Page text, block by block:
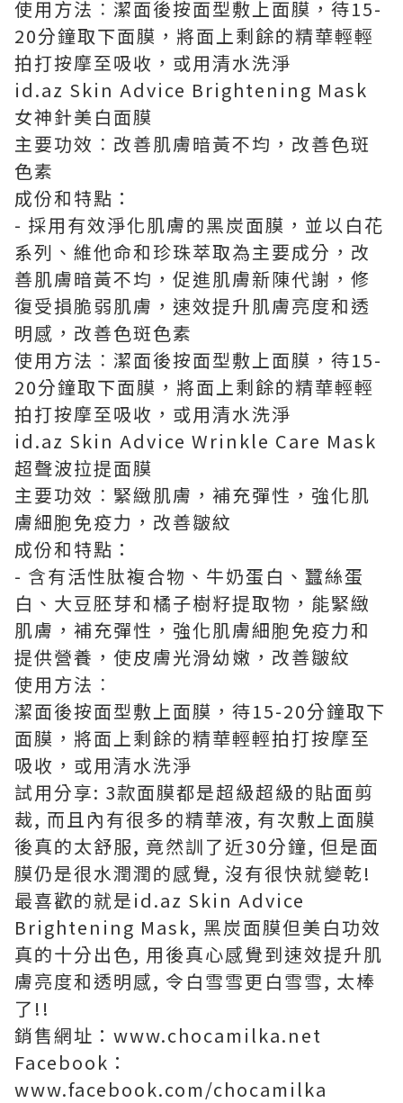
使用方法︰潔面後按面型敷上面膜，待15-
20分鐘取下面膜，將面上剩餘的精華輕輕
拍打按摩至吸收，或用清水洗淨
id.az Skin Advice Brightening Mask
女神針美白面膜
主要功效︰改善肌膚暗黃不均，改善色斑
色素
成份和特點：
- 採用有效淨化肌膚的黑炭面膜，並以白花
系列、維他命和珍珠萃取為主要成分，改
善肌膚暗黃不均，促進肌膚新陳代謝，修
復受損脆弱肌膚，速效提升肌膚亮度和透
明感，改善色斑色素
使用方法︰潔面後按面型敷上面膜，待15-
20分鐘取下面膜，將面上剩餘的精華輕輕
拍打按摩至吸收，或用清水洗淨
id.az Skin Advice Wrinkle Care Mask
超聲波拉提面膜
主要功效︰緊緻肌膚，補充彈性，強化肌
膚細胞免疫力，改善皺紋
成份和特點：
- 含有活性肽複合物、牛奶蛋白、蠶絲蛋
白、大豆胚芽和橘子樹籽提取物，能緊緻
肌膚，補充彈性，強化肌膚細胞免疫力和
提供營養，使皮膚光滑幼嫩，改善皺紋
使用方法︰
潔面後按面型敷上面膜，待15-20分鐘取下
面膜，將面上剩餘的精華輕輕拍打按摩至
吸收，或用清水洗淨
試用分享: 3款面膜都是超級超級的貼面剪
裁, 而且內有很多的精華液, 有次敷上面膜
後真的太舒服, 竟然訓了近30分鐘, 但是面
膜仍是很水潤潤的感覺, 沒有很快就變乾!
最喜歡的就是id.az Skin Advice
Brightening Mask, 黑炭面膜但美白功效
真的十分出色, 用後真心感覺到速效提升肌
膚亮度和透明感, 令白雪雪更白雪雪, 太棒
了!!
銷售網址：www.chocamilka.net
Facebook：
www.facebook.com/chocamilka